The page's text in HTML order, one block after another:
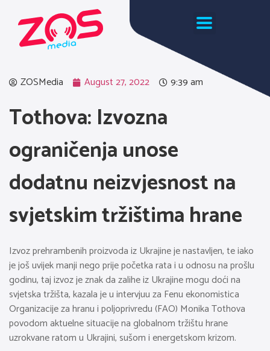
ZOSMedia August 27, 2022 9:39 am
Tothova: Izvozna
ograničenja unose
dodatnu neizvjesnost na
svjetskim tržištima hrane
Izvoz prehrambenih proizvoda iz Ukrajine je nastavljen, te iako
je još uvijek manji nego prije početka rata i u odnosu na prošlu
godinu, taj izvoz je znak da zalihe iz Ukrajine mogu doći na
svjetska tržišta, kazala je u intervjuu za Fenu ekonomistica
Organizacije za hranu i poljoprivredu (FAO) Monika Tothova
povodom aktuelne situacije na globalnom tržištu hrane
uzrokvane ratom u Ukrajini, sušom i energetskom krizom.